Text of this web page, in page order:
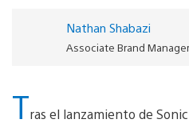
Nathan Shabazi
Associate Brand
Tras el lanzamiento de